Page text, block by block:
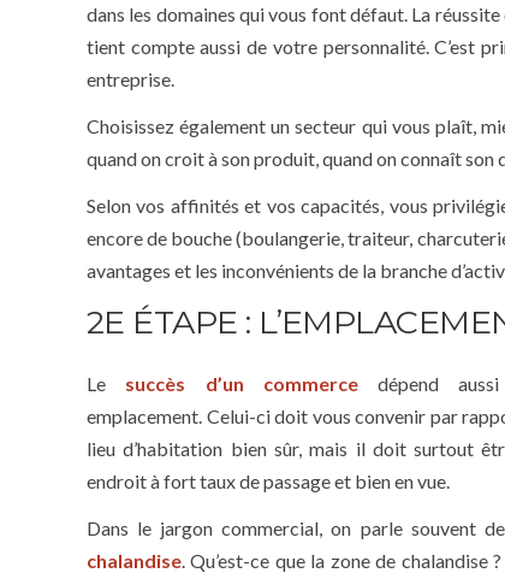
dans les domaines qui vous font défaut. La
tient compte aussi de votre personnalité. C’est
entreprise.
Choisissez également un secteur qui vous plaît,
quand on croit à son produit, quand on connaît son
Selon vos affinités et vos capacités, vous
encore de bouche (boulangerie, traiteur,
avantages et les inconvénients de la branche
2E ÉTAPE :
Le succès d’un commercedépend
emplacement. Celui-ci doit vous convenir par
lieu d’habitation bien sûr, mais il doit surtout
endroit à fort taux de passage et bien en vue.
Dans le jargon commercial, on parle souvent de
chalandise. Qu’est-ce que la zone de chalandise